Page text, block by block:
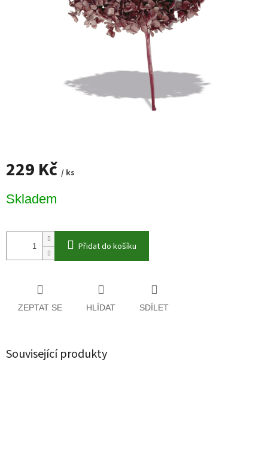
229 Kč / ks
cena:
Skladem
Přidat do košíku
ZEPTAT SE HLÍDAT SDÍLET
Související produkty